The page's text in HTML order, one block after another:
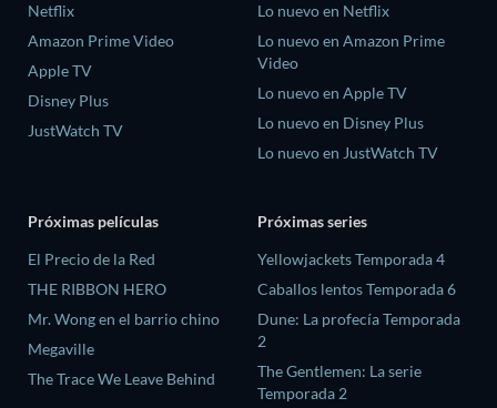
Netflix
Amazon Prime Video
Apple TV
Disney Plus
JustWatch TV
Lo nuevo en Netflix
Lo nuevo en Amazon Prime
Video
Lo nuevo en Apple TV
Lo nuevo en Disney Plus
Lo nuevo en JustWatch TV
Próximas películas
El Precio de la Red
THE RIBBON HERO
Mr. Wong en el barrio chino
Megaville
The Trace We Leave Behind
Próximas series
Yellowjackets Temporada 4
Caballos lentos Temporada 6
Dune: La profecía Temporada
2
The Gentlemen: La serie
Temporada 2